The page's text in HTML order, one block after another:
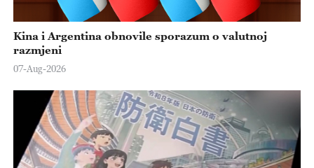
Kina i Argentina obnovile sporazum o valutnoj
razmjeni
07-Aug-2026